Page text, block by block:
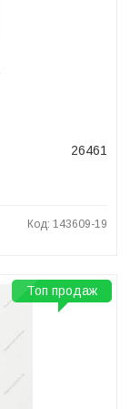
26461
Код: 143609-19
Топ продаж